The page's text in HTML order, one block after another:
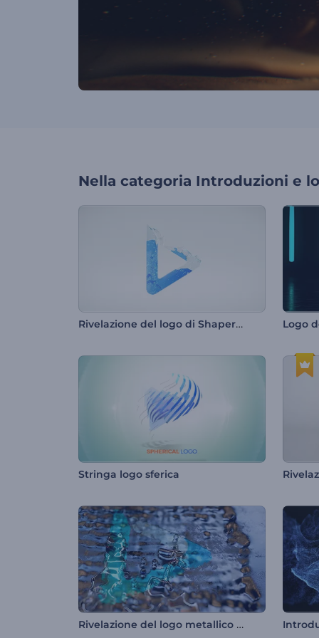
Nella categoria Introduzioni e
Rivelazione del logo di Shaper Fluid Logo
Stringa logo sferica
Rivelazione del logo metallico che si dissolve